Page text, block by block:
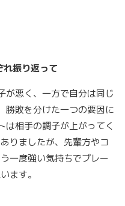
振り返って
が悪く、一方で自分は同じ
勝敗を分けた一つの要因に
は相手の調子が上がってく
りましたが、先輩方やコ
一度強い気持ちでプレー
ます。